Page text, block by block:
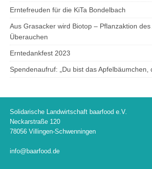
Erntefreuden für die KiTa Bondelbach
Aus Grasacker wird Biotop – Pflanzaktion
Überauchen
Erntedankfest 2023
Spendenaufruf: „Du bist das Apfelbäumchen,
Solidarische Landwirtschaft baarfood e.V.
Neckarstraße 120
78056 Villingen-Schwenningen
info@baarfood.de